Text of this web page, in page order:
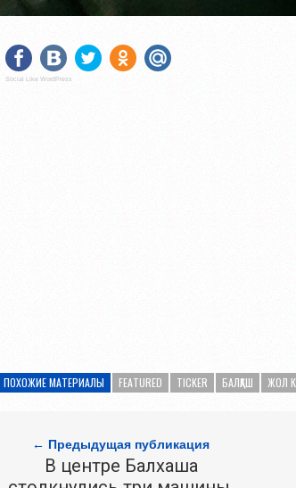
Social Like WordPress
ПОХОЖИЕ МАТЕРИАЛЫ FEATURED TICKER БАЛҚАШ ЖОЛ
← Предыдущая публикация
В центре Балхаша